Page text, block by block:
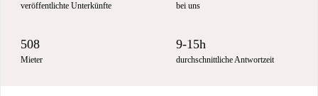
veröffentlichte Unterkünfte bei uns
508
Mieter
9-15h
durchschnittliche Antwortzeit